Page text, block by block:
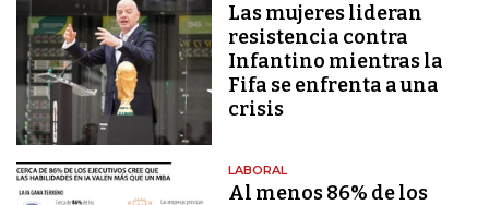
Las mujeres lideran
resistencia contra
Infantino mientras la
Fifa se enfrenta a una
crisis
LABORAL
Al menos 86% de los